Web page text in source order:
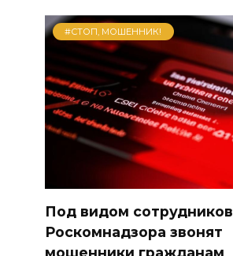
#СТОП, МОШЕННИК!
Под видом сотрудников
Роскомнадзора звонят
мошенники гражданам